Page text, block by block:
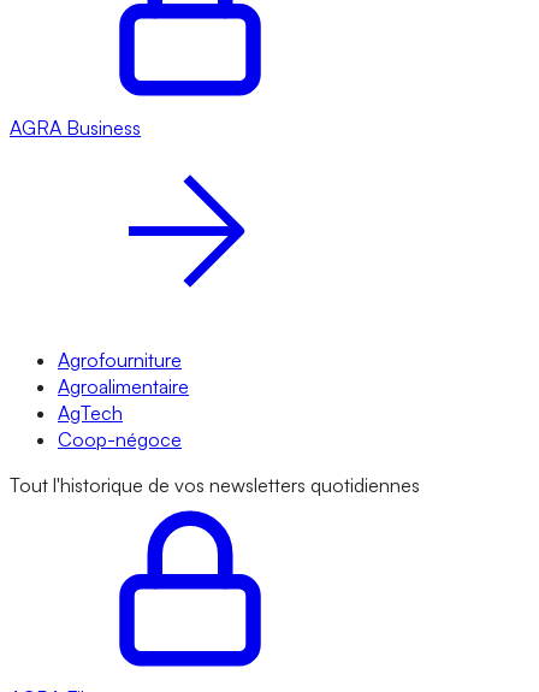
AGRA Business
Agrofourniture
Agroalimentaire
AgTech
Coop-négoce
Tout l'historique de vos newsletters quotidiennes